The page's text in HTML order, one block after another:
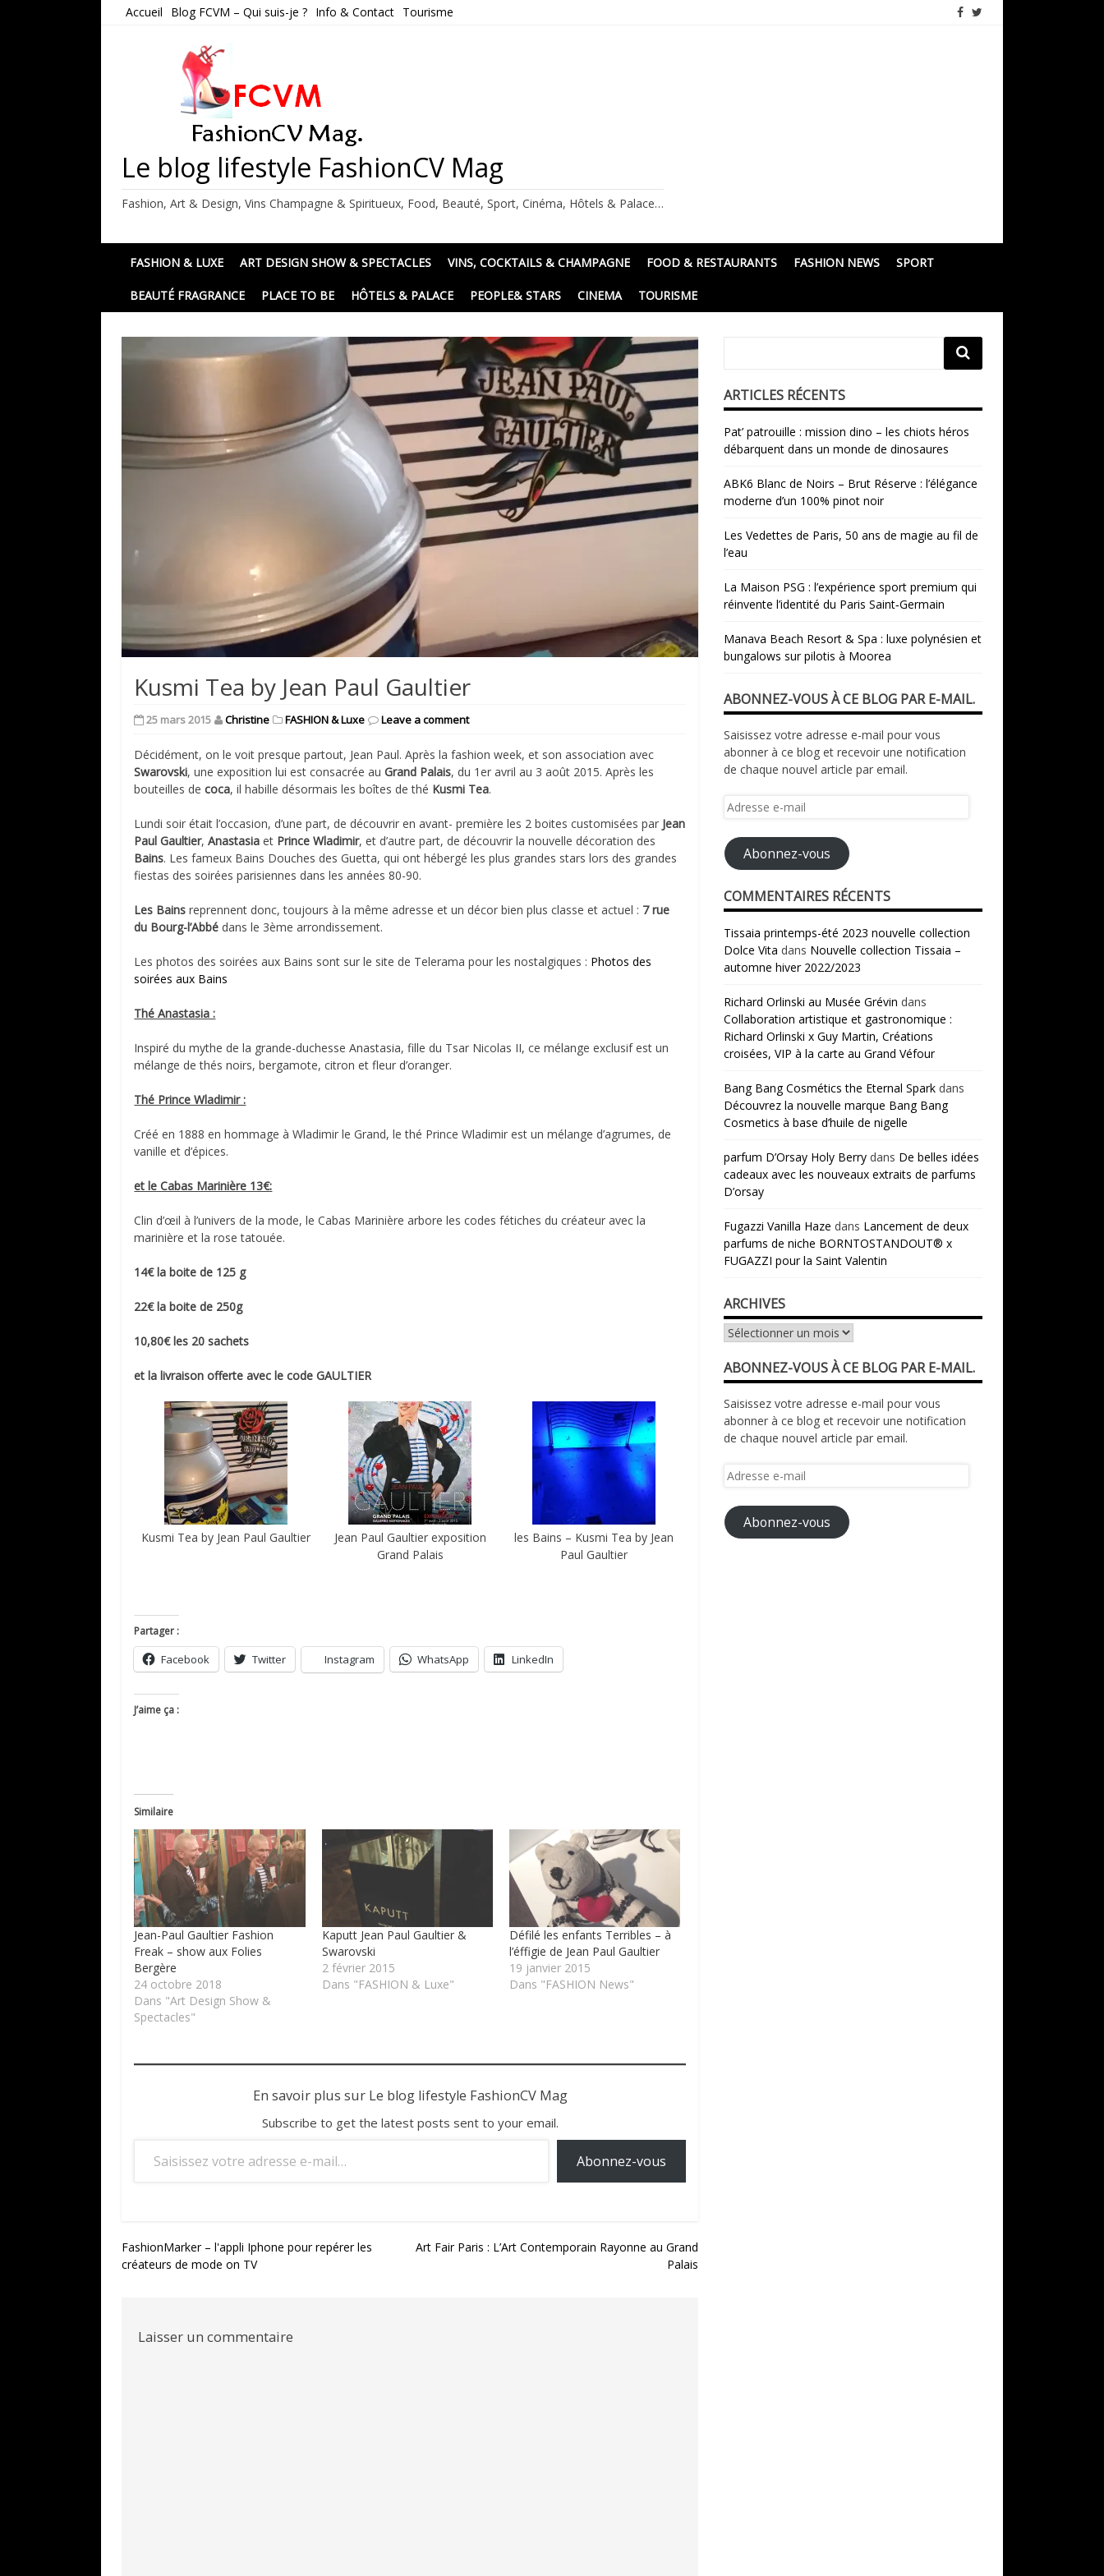
Accueil Blog FCVM – Qui suis-je ? Info & Contact Tourisme
Le blog lifestyle FashionCV Mag
Fashion, Art & Design, Vins Champagne & Spiritueux, Food, Beauté, Sport, Cinéma, Hôtels & Palace…
FASHION & LUXE ART DESIGN SHOW & SPECTACLES VINS, COCKTAILS & CHAMPAGNE FOOD & RESTAURANTS FASHION NEWS SPORT
BEAUTÉ FRAGRANCE PLACE TO BE HÔTELS & PALACE PEOPLE& STARS CINEMA TOURISME
Kusmi Tea by Jean Paul Gaultier
25 mars 2015 Christine FASHION & Luxe Leave a comment
Décidément, on le voit presque partout, Jean Paul. Après la fashion week, et son association avec
Swarovski, une exposition lui est consacrée auGrand Palais, du 1er avril au 3 août 2015. Après les
bouteilles decoca, il habille désormais les boîtes de thé Kusmi Tea.
Lundi soir était l’occasion, d’une part, de découvrir en avant- première les 2 boites customisées par Jean
Paul Gaultier,Anastasia et Prince Wladimir, et d’autre part, de découvrir la nouvelle décoration des
Bains. Les fameux Bains Douches des Guetta, qui ont hébergé les plus grandes stars lors des grandes
fiestas des soirées parisiennes dans les années 80-90.
Les Bains reprennent donc, toujours à la même adresse et un décor bien plus classe et actuel : 7 rue
du Bourg-l’Abbé dans le 3ème arrondissement.
Les photos des soirées aux Bains sont sur le site de Telerama pour les nostalgiques : Photos des
soirées aux Bains
Thé Anastasia :
Inspiré du mythe de la grande-duchesse Anastasia, fille du Tsar Nicolas II, ce mélange exclusif est un
mélange de thés noirs, bergamote, citron et fleur d’oranger.
Thé Prince Wladimir :
Créé en 1888 en hommage à Wladimir le Grand, le thé Prince Wladimir est un mélange d’agrumes, de
vanille et d’épices.
et le Cabas Marinière 13€:
Clin d’œil à l’univers de la mode, le Cabas Marinière arbore les codes fétiches du créateur avec la
marinière et la rose tatouée.
14€ la boite de 125 g
22€ la boite de 250g
10,80€ les 20 sachets
et la livraison offerte avec le code GAULTIER
Kusmi Tea by Jean Paul Gaultier
Jean Paul Gaultier exposition
Grand Palais
les Bains – Kusmi Tea by Jean
Paul Gaultier
Partager :
Facebook Twitter Instagram WhatsApp LinkedIn
J’aime ça :
Similaire
Jean-Paul Gaultier Fashion
Freak – show aux Folies
Bergère
24 octobre 2018
Dans "Art Design Show &
Spectacles"
Kaputt Jean Paul Gaultier &
Swarovski
2 février 2015
Dans "FASHION & Luxe"
Défilé les enfants Terribles – à
l’éffigie de Jean Paul Gaultier
19 janvier 2015
Dans "FASHION News"
En savoir plus sur Le blog lifestyle FashionCV Mag
Subscribe to get the latest posts sent to your email.
Abonnez-vous
Navigation
de
FashionMarker – l'appli Iphone pour repérer les
créateurs de mode on TV
Art Fair Paris : L’Art Contemporain Rayonne au Grand
Palais
Laisser un commentaire
ARTICLES RÉCENTS
Pat’ patrouille : mission dino – les chiots héros
débarquent dans un monde de dinosaures
ABK6 Blanc de Noirs – Brut Réserve : l’élégance
moderne d’un 100% pinot noir
Les Vedettes de Paris, 50 ans de magie au fil de
l’eau
La Maison PSG : l’expérience sport premium qui
réinvente l’identité du Paris Saint‑Germain
Manava Beach Resort & Spa : luxe polynésien et
bungalows sur pilotis à Moorea
ABONNEZ-VOUS À CE BLOG PAR E-MAIL.
Saisissez votre adresse e-mail pour vous
abonner à ce blog et recevoir une notification
de chaque nouvel article par email.
Adresse
mail
Abonnez-vous
COMMENTAIRES RÉCENTS
Tissaia printemps-été 2023 nouvelle collection
Dolce Vita dans Nouvelle collection Tissaia –
automne hiver 2022/2023
Richard Orlinski au Musée Grévin dans
Collaboration artistique et gastronomique :
Richard Orlinski x Guy Martin, Créations
croisées, VIP à la carte au Grand Véfour
Bang Bang Cosmétics the Eternal Spark dans
Découvrez la nouvelle marque Bang Bang
Cosmetics à base d’huile de nigelle
parfum D’Orsay Holy Berry dans De belles idées
cadeaux avec les nouveaux extraits de parfums
D’orsay
Fugazzi Vanilla Haze dans Lancement de deux
parfums de niche BORNTOSTANDOUT® x
FUGAZZI pour la Saint Valentin
ARCHIVES
Archives
ABONNEZ-VOUS À CE BLOG PAR E-MAIL.
Saisissez votre adresse e-mail pour vous
abonner à ce blog et recevoir une notification
de chaque nouvel article par email.
Adresse
mail
Abonnez-vous